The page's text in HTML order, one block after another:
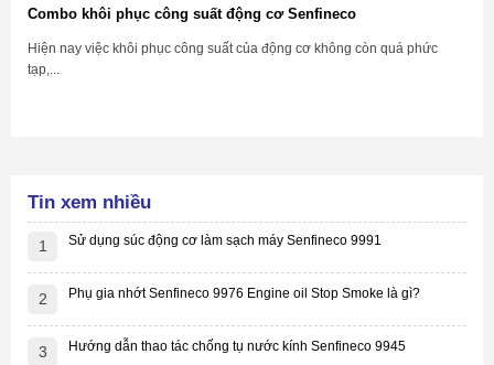
Combo khôi phục công suất động cơ Senfineco
Hiện nay việc khôi phục công suất của động cơ không còn quá phức
tạp,...
Tin xem nhiều
1 Sử dụng súc động cơ làm sạch máy Senfineco 9991
2 Phụ gia nhớt Senfineco 9976 Engine oil Stop Smoke là gì?
3 Hướng dẫn thao tác chống tụ nước kính Senfineco 9945